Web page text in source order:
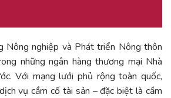
Nông nghiệp và Phát triển Nông thôn
những ngân hàng thương mại Nhà
Với mạng lưới phủ rộng toàn quốc,
vụ cầm cố tài sản – đặc biệt là cầm